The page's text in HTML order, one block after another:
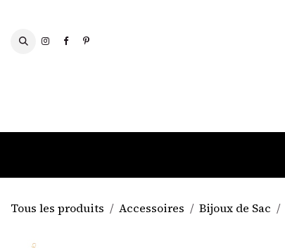
Tous les produits Accessoires Bijoux de Sac